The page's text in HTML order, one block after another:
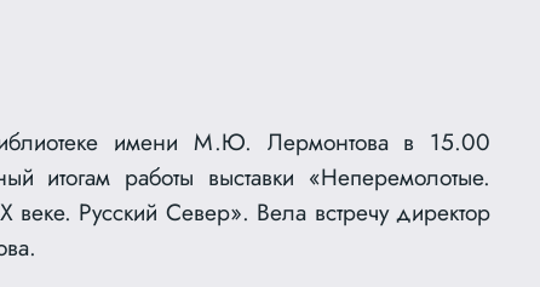
имени М.Ю. Лермонтова в 15.00
итогам работы выставки «Неперемолотые.
веке. Русский Север». Вела встречу директор